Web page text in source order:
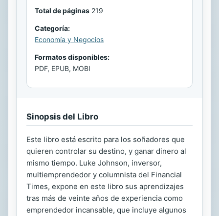
Total de páginas 219
Categoría:
Economía y Negocios
Formatos disponibles:
PDF, EPUB, MOBI
Sinopsis del Libro
Este libro está escrito para los soñadores que
quieren controlar su destino, y ganar dinero al
mismo tiempo. Luke Johnson, inversor,
multiemprendedor y columnista del Financial
Times, expone en este libro sus aprendizajes
tras más de veinte años de experiencia como
emprendedor incansable, que incluye algunos